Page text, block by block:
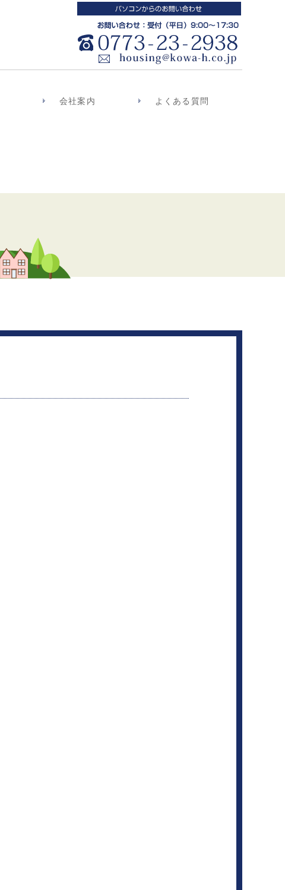
会社案内 よくある質問